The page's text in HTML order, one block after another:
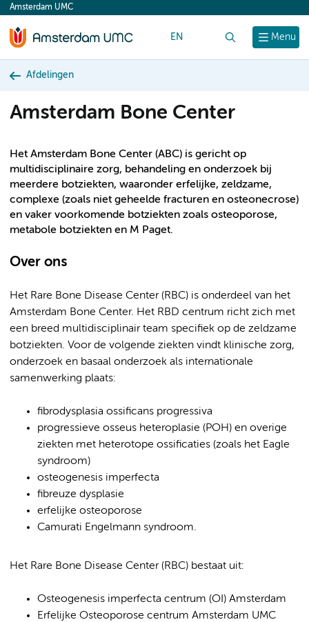
content
Menu
Amsterdam UMC
EN
Afdelingen
Amsterdam Bone Center
Het Amsterdam Bone Center (ABC) is gericht op
multidisciplinaire zorg, behandeling en onderzoek bij
meerdere botziekten, waaronder erfelijke, zeldzame,
complexe (zoals niet geheelde fracturen en osteonecrose)
en vaker voorkomende botziekten zoals osteoporose,
metabole botziekten en M Paget.
Over ons
Het Rare Bone Disease Center (RBC) is onderdeel van het
Amsterdam Bone Center. Het RBD centrum richt zich met
een breed multidisciplinair team specifiek op de zeldzame
botziekten. Voor de volgende ziekten vindt klinische zorg,
onderzoek en basaal onderzoek als internationale
samenwerking plaats:
fibrodysplasia ossificans progressiva
progressieve osseus heteroplasie (POH) en overige
ziekten met heterotope ossificaties (zoals het Eagle
syndroom)
osteogenesis imperfecta
fibreuze dysplasie
erfelijke osteoporose
Camurati Engelmann syndroom.
Het Rare Bone Disease Center (RBC) bestaat uit:
Osteogenesis imperfecta centrum (OI) Amsterdam
Erfelijke Osteoporose centrum Amsterdam UMC